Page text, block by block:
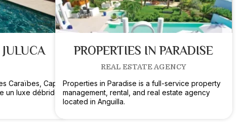
Caraïbes, Cap
un luxe débridé
PROPERTIES IN PARADISE
REAL ESTATE AGENCY
Properties in Paradise is a full-service property
management, rental, and real estate agency
located in Anguilla.